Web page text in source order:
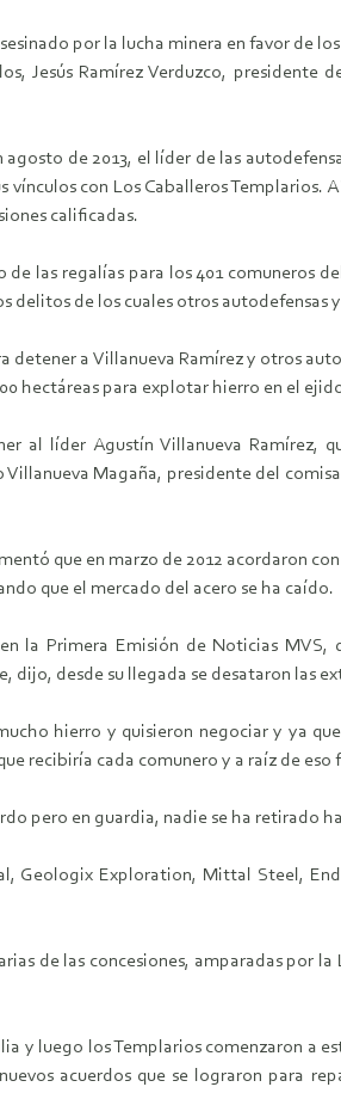
por la lucha minera en favor
Jesús Ramírez Verduzco,
de 2013, el líder de las
vínculos con Los Caballeros
calificadas.
las regalías para los 401 comuneros
delitos de los cuales otros autodefensas
detener a Villanueva Ramírez y otros
hectáreas para explotar hierro en el
al líder Agustín Villanueva
Magaña, presidente del
que en marzo de 2012 acordaron
que el mercado del acero se ha caído.
la Primera Emisión de Noticias
dijo, desde su llegada se desataron las
hierro y quisieron negociar y ya
recibiría cada comunero y a raíz de
pero en guardia, nadie se ha retirado
Geologix Exploration, Mittal Steel,
de las concesiones, amparadas
y luego los Templarios comenzaron a
acuerdos que se lograron para